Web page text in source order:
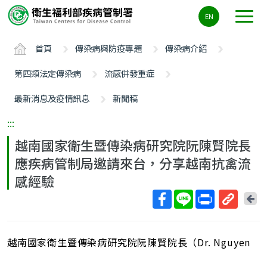
要
ALT+C
EN
首頁 傳染病與防疫專題
傳染病介紹
第四類法定傳染病
流感併發重症
最新消息及疫情訊息
新聞稿
:::
越南國家衛生暨傳染病研究院阮陳賢院長
應疾病管制局邀請來台，分享越南抗禽流
感經驗
短
回
越南國家衛生暨傳染病研究院阮陳賢院長（Dr. Nguyen